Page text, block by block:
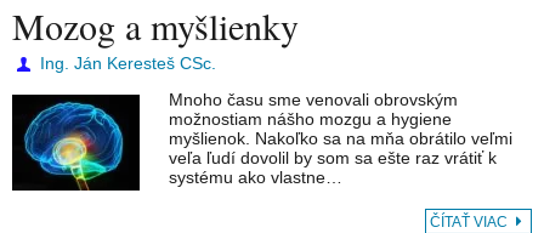
Mozog a myšlienky
Ing. Ján Keresteš CSc.
Mnoho času sme venovali obrovským
možnostiam nášho mozgu a hygiene
myšlienok. Nakoľko sa na mňa obrátilo veľmi
veľa ľudí dovolil by som sa ešte raz vrátiť k
systému ako vlastne…
ČÍTAŤ VIAC